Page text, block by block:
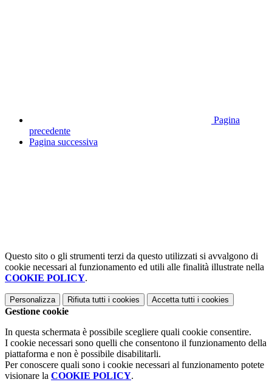
Pagina
precedente
Pagina successiva
Questo sito o gli strumenti terzi da questo utilizzati si avvalgono di
cookie necessari al funzionamento ed utili alle finalità illustrate nella
COOKIE POLICY.
Personalizza Rifiuta tutti i cookies Accetta tutti i cookies
Gestione cookie
In questa schermata è possibile scegliere quali cookie consentire.
I cookie necessari sono quelli che consentono il funzionamento della
piattaforma e non è possibile disabilitarli.
Per conoscere quali sono i cookie necessari al funzionamento potete
visionare la COOKIE POLICY.